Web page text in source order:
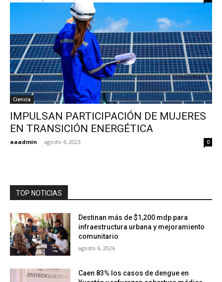
Ciencia
IMPULSAN PARTICIPACIÓN DE MUJERES
EN TRANSICIÓN ENERGÉTICA
aaadmin - agosto 4, 2023 0
TOP NOTICIAS
Destinan más de $1,200 mdp para
infraestructura urbana y mejoramiento
comunitario
agosto 6, 2026
Caen 83% los casos de dengue en